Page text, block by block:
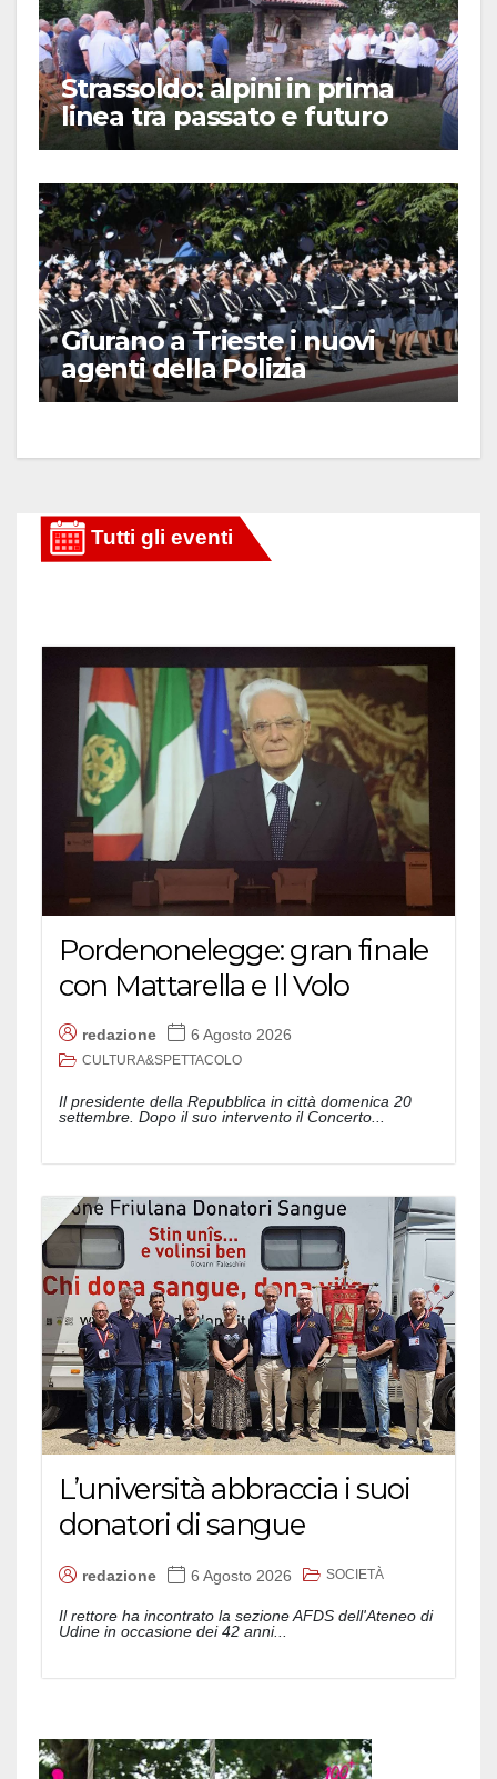
Strassoldo: alpini in prima
linea tra passato e futuro
Giurano a Trieste i nuovi
agenti della Polizia
Pordenonelegge: gran finale
con Mattarella e Il Volo
redazione 6 Agosto 2026
CULTURA&SPETTACOLO
Il presidente della Repubblica in città domenica 20
settembre. Dopo il suo intervento il Concerto...
L’università abbraccia i suoi
donatori di sangue
redazione 6 Agosto 2026 SOCIETÀ
Il rettore ha incontrato la sezione AFDS dell'Ateneo di
Udine in occasione dei 42 anni...